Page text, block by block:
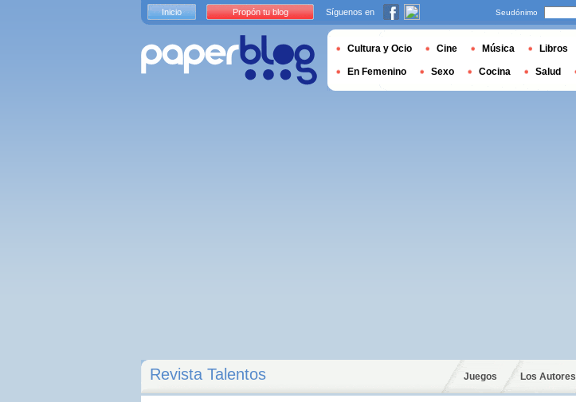
Revista Talentos Juegos Los Autores
Inicio Propón tu blog Síguenos en Seudónimo
Cultura y Ocio Cine Música Libros
En Femenino Sexo Cocina Salud